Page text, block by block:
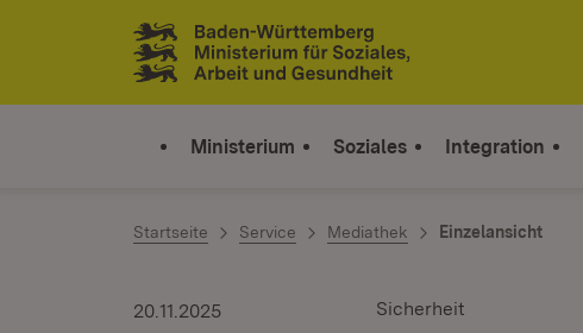
Zum Inhalt springen
Link zur Startseite
Ministerium Soziales Integration
Startseite Service Mediathek Einzelansicht
Sicherheit
20.11.2025